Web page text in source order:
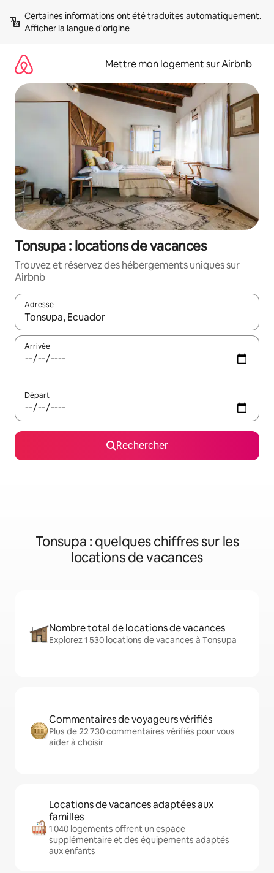
directement
Afficher la langue d'origine
Mettre mon logement sur Airbnb
Tonsupa : locations de vacances
Trouvez et réservez des hébergements uniques sur
Airbnb
Adresse
Lorsque les résultats s'affichent, utilisez les flèches vers le
Arrivée
Départ
Rechercher
Tonsupa : quelques chiffres sur les
locations de vacances
Nombre total de locations de vacances
Explorez 1 530 locations de vacances à Tonsupa
Commentaires de voyageurs vérifiés
Plus de 22 730 commentaires vérifiés pour vous
aider à choisir
Locations de vacances adaptées aux
familles
1 040 logements offrent un espace
supplémentaire et des équipements adaptés
aux enfants